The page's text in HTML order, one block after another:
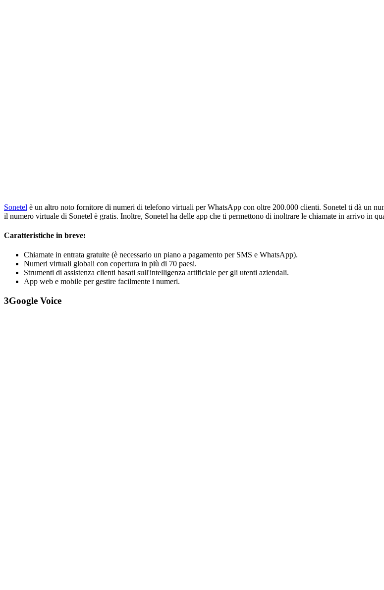
Sonetel è un altro noto fornitore di numeri di telefono virtuali per WhatsApp con oltre 200.000 clienti. Sonetel ti dà un
il numero virtuale di Sonetel è gratis. Inoltre, Sonetel ha delle app che ti permettono di inoltrare le chiamate in arrivo in
Caratteristiche in breve:
Chiamate in entrata gratuite (è necessario un piano a pagamento per SMS e WhatsApp).
Numeri virtuali globali con copertura in più di 70 paesi.
Strumenti di assistenza clienti basati sull'intelligenza artificiale per gli utenti aziendali.
App web e mobile per gestire facilmente i numeri.
3Google Voice